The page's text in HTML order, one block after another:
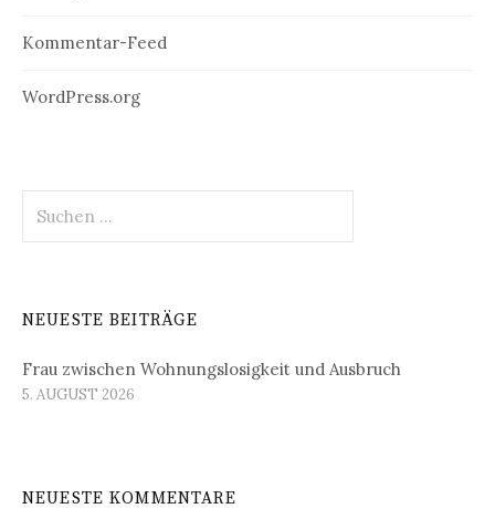
Kommentar-Feed
WordPress.org
nach:
NEUESTE BEITRÄGE
Frau zwischen Wohnungslosigkeit und Ausbruch
5. AUGUST 2026
NEUESTE KOMMENTARE